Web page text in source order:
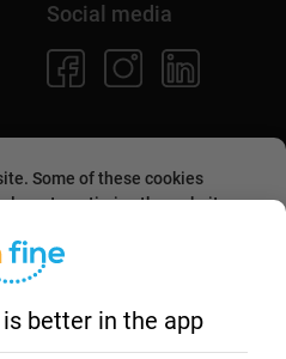
Some of these cookies
us to optimize the website
website, you agree to allow
cookies.
better in the app
Social media